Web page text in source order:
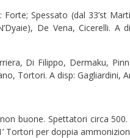
Spessato (dal 33’st
De Vena, Cicerelli.
Di Filippo, Dermaku,
Tortori. A disp: Gagliardini,
buone. Spettatori circa
Tortori per doppia